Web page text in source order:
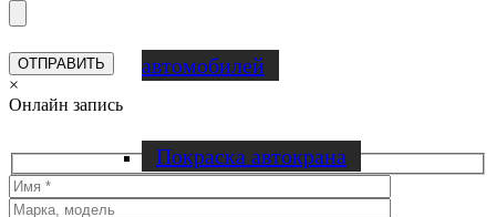
автомобилей
Покраска автокрана
×
Онлайн запись